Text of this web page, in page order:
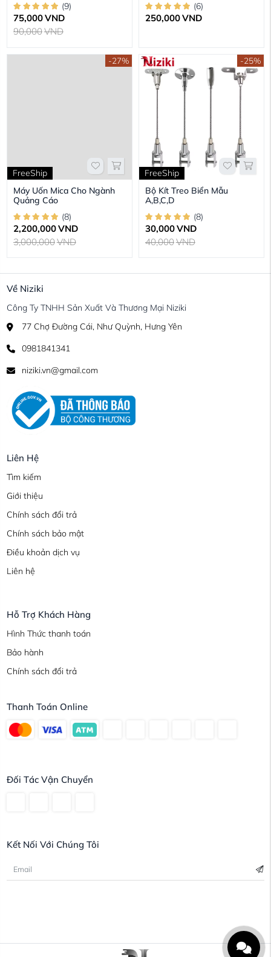
(9)
75,000VND
90,000VND
(6)
250,000VND
-27%
FreeShip
Máy Uốn Mica Cho Ngành
Quảng Cáo
(8)
2,200,000VND
3,000,000VND
-25%
FreeShip
Bộ Kít Treo Biển Mẫu
A,B,C,D
(8)
30,000VND
40,000VND
Về Niziki
Công Ty TNHH Sản Xuất Và Thương Mại Niziki
77 Chợ Đường Cái, Như Quỳnh, Hưng Yên
0981841341
niziki.vn@gmail.com
Liên Hệ
Tìm kiếm
Giới thiệu
Chính sách đổi trả
Chính sách bảo mật
Điều khoản dịch vụ
Liên hệ
Hỗ Trợ Khách Hàng
Hình Thức thanh toán
Bảo hành
Chính sách đổi trả
Thanh Toán Online
Đối Tác Vận Chuyển
Kết Nối Với Chúng Tôi